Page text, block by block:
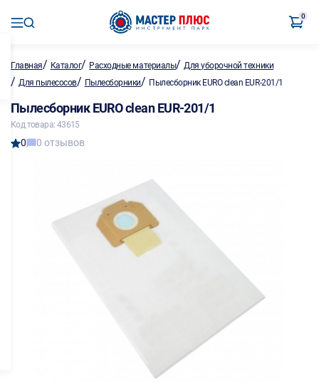
0
Главная/ Каталог/ Расходные материалы/Для уборочной техники
/ Для пылесосов/ Пылесборники/ Пылесборник EURO clean EUR-201/1
Пылесборник EURO clean EUR-201/1
Код товара: 43615
0 0 отзывов